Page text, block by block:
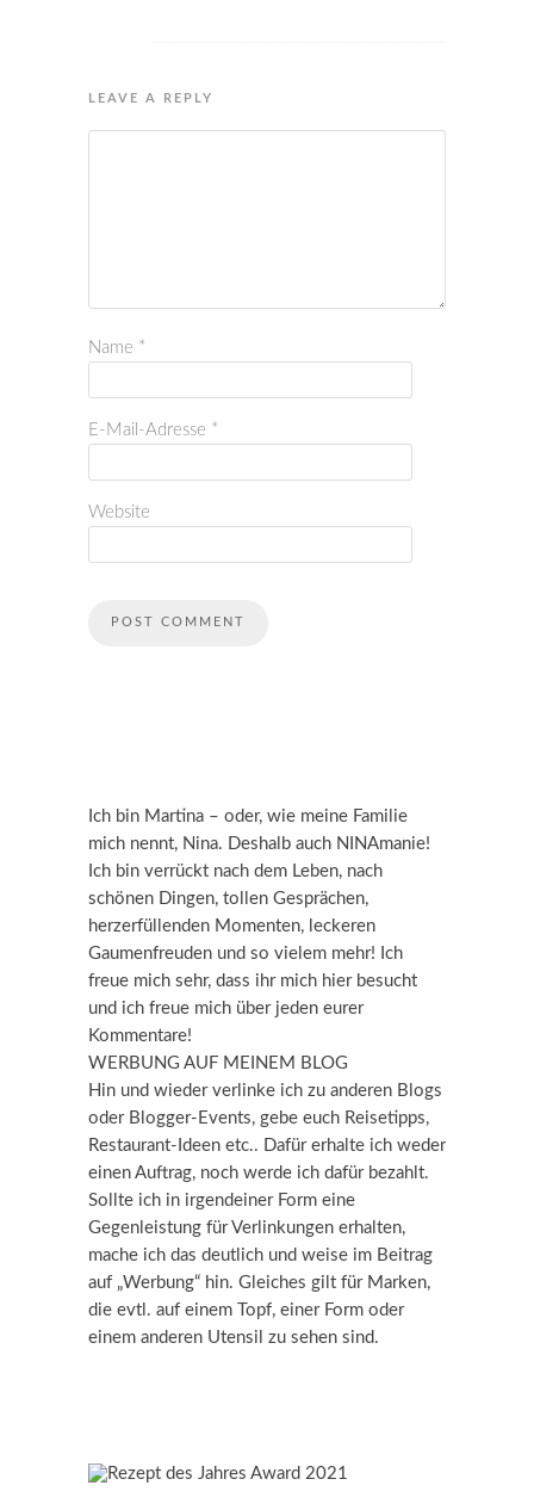
LEAVE A REPLY
Name *
E-Mail-Adresse *
Website
Ich bin Martina – oder, wie meine Familie
mich nennt, Nina. Deshalb auch NINAmanie!
Ich bin verrückt nach dem Leben, nach
schönen Dingen, tollen Gesprächen,
herzerfüllenden Momenten, leckeren
Gaumenfreuden und so vielem mehr! Ich
freue mich sehr, dass ihr mich hier besucht
und ich freue mich über jeden eurer
Kommentare!
WERBUNG AUF MEINEM BLOG
Hin und wieder verlinke ich zu anderen Blogs
oder Blogger-Events, gebe euch Reisetipps,
Restaurant-Ideen etc.. Dafür erhalte ich weder
einen Auftrag, noch werde ich dafür bezahlt.
Sollte ich in irgendeiner Form eine
Gegenleistung für Verlinkungen erhalten,
mache ich das deutlich und weise im Beitrag
auf „Werbung“ hin. Gleiches gilt für Marken,
die evtl. auf einem Topf, einer Form oder
einem anderen Utensil zu sehen sind.